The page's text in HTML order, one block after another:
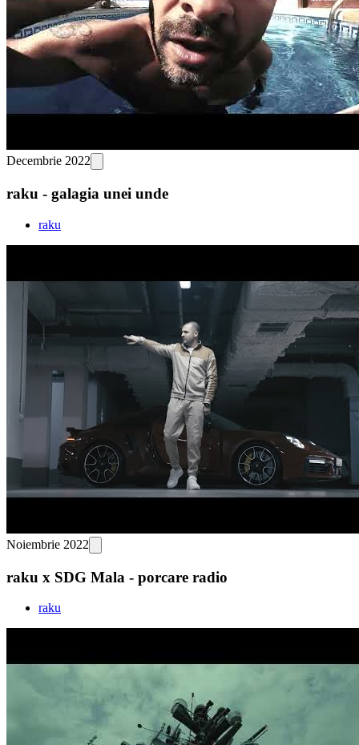
Decembrie 2022
raku - galagia unei unde
raku
Noiembrie 2022
raku x SDG Mala - porcare radio
raku